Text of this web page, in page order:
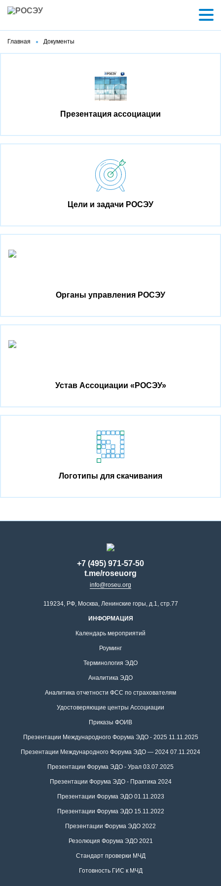
Главная Документы
Презентация ассоциации
Цели и задачи РОСЭУ
Органы управления РОСЭУ
Устав Ассоциации «РОСЭУ»
Логотипы для скачивания
+7 (495) 971-57-50
t.me/roseuorg
info@roseu.org
119234, РФ, Москва, Ленинские горы, д.1, стр.77
ИНФОРМАЦИЯ
Календарь мероприятий
Роуминг
Терминология ЭДО
Аналитика ЭДО
Аналитика отчетности ФСС по страхователям
Удостоверяющие центры Ассоциации
Приказы ФОИВ
Презентации Международного Форума ЭДО - 2025 11.11.2025
Презентации Международного Форума ЭДО — 2024 07.11.2024
Презентации Форума ЭДО - Урал 03.07.2025
Презентации Форума ЭДО - Практика 2024
Презентации Форума ЭДО 01.11.2023
Презентации Форума ЭДО 15.11.2022
Презентации Форума ЭДО 2022
Резолюция Форума ЭДО 2021
Стандарт проверки МЧД
Готовность ГИС к МЧД